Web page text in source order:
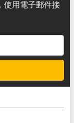
使用電子郵件接